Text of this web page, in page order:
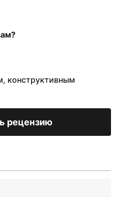
конструктивным
рецензию